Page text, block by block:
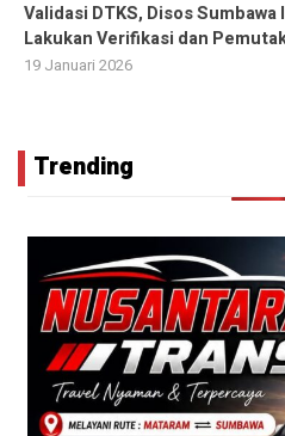
Validasi DTKS, Disos
Lakukan Verifikasi dan
19 Januari 2026
Trending